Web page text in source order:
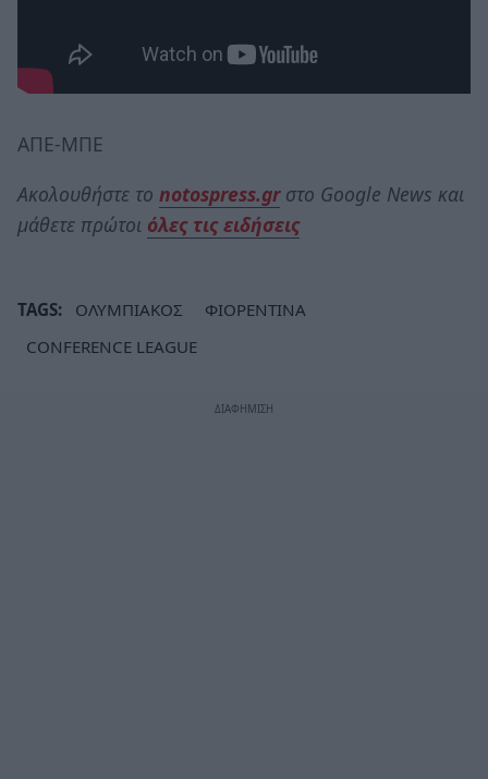
ΑΠΕ-ΜΠΕ
Ακολουθήστε το notospress.grστο Google News και
μάθετε πρώτοι όλες τις ειδήσεις
TAGS: ΟΛΥΜΠΙΑΚΟΣ
ΦΙΟΡΕΝΤΙΝΑ
CONFERENCE LEAGUE